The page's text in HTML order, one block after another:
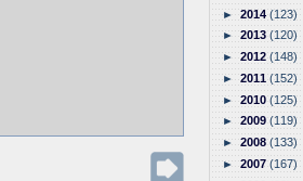
►2014(123)
►2013(120)
►2012(148)
►2011(152)
►2010(125)
►2009(119)
►2008(133)
►2007(167)